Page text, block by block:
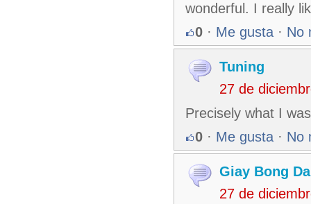
wonderful. I really
0 · Me gusta · No
Tuning
27 de
Precisely what I
0 · Me gusta · No
Giay Bong
27 de